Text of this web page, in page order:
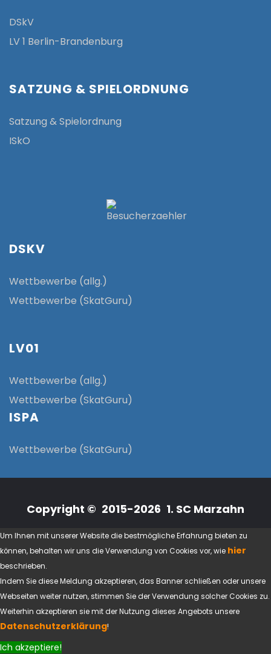
DSkV
LV 1 Berlin-Brandenburg
SATZUNG & SPIELORDNUNG
Satzung & Spielordnung
ISkO
DSKV
Wettbewerbe (allg.)
Wettbewerbe (SkatGuru)
LV01
Wettbewerbe (allg.)
Wettbewerbe (SkatGuru)
ISPA
Wettbewerbe (SkatGuru)
Copyright © 2015-2026 1. SC Marzahn
Um Ihnen mit unserer Website die bestmögliche Erfahrung bieten zu
können, behalten wir uns die Verwendung von Cookies vor, wie hier
beschrieben.
Indem Sie diese Meldung akzeptieren, das Banner schließen oder unsere
Webseiten weiter nutzen, stimmen Sie der Verwendung solcher Cookies zu.
Weiterhin akzeptieren sie mit der Nutzung dieses Angebots unsere
Datenschutzerklärung!
Ich akzeptiere!